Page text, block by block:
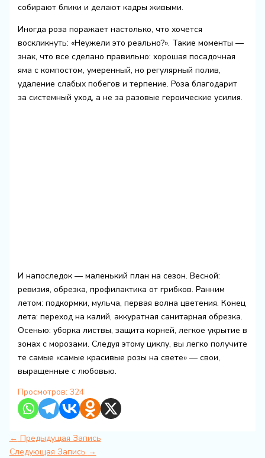
собирают блики и делают кадры живыми.
Иногда роза поражает настолько, что хочется
воскликнуть: «Неужели это реально?». Такие моменты —
знак, что все сделано правильно: хорошая посадочная
яма с компостом, умеренный, но регулярный полив,
удаление слабых побегов и терпение. Роза благодарит
за системный уход, а не за разовые героические усилия.
И напоследок — маленький план на сезон. Весной:
ревизия, обрезка, профилактика от грибков. Ранним
летом: подкормки, мульча, первая волна цветения. Конец
лета: переход на калий, аккуратная санитарная обрезка.
Осенью: уборка листвы, защита корней, легкое укрытие в
зонах с морозами. Следуя этому циклу, вы легко получите
те самые «самые красивые розы на свете» — свои,
выращенные с любовью.
Просмотров: 324
← Предыдущая Запись
Следующая Запись →